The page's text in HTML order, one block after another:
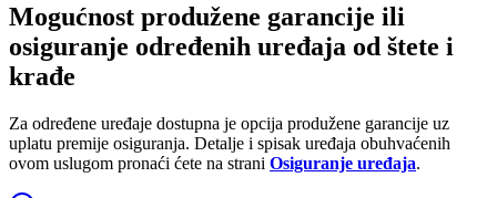
Mogućnost produžene garancije ili
osiguranje određenih uređaja od štete i
krađe
Za određene uređaje dostupna je opcija produžene garancije uz
uplatu premije osiguranja. Detalje i spisak uređaja obuhvaćenih
ovom uslugom pronaći ćete na strani Osiguranje uređaja.